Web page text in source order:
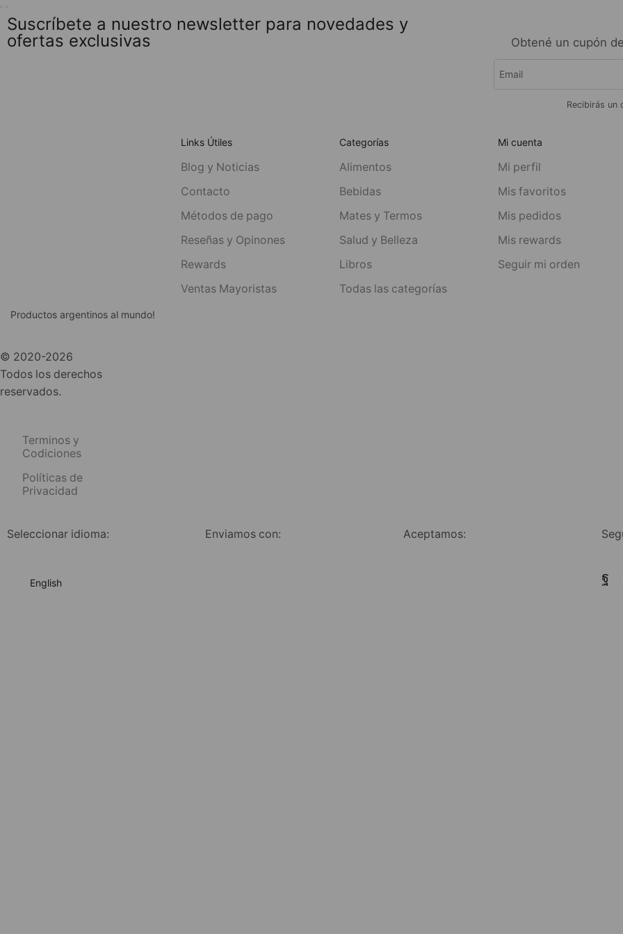
Suscríbete a nuestro newsletter para novedades y
ofertas exclusivas
Obtené un cupón
Recibirás un
Productos argentinos al mundo!
© 2020-2026
Todos los derechos
reservados.
Terminos y
Codiciones
Políticas de
Privacidad
Links Útiles
Blog y Noticias
Contacto
Métodos de pago
Reseñas y Opinones
Rewards
Ventas Mayoristas
Categorías
Alimentos
Bebidas
Mates y Termos
Salud y Belleza
Libros
Todas las categorías
Mi cuenta
Mi perfil
Mis favoritos
Mis pedidos
Mis rewards
Seguir mi orden
Seleccionar idioma:
English
Enviamos con: Aceptamos: